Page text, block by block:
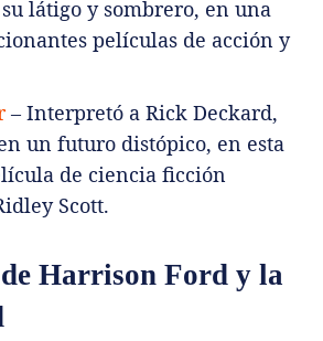
látigo y sombrero, en una
películas de acción y
– Interpretó a Rick Deckard,
un futuro distópico, en esta
de ciencia ficción
Scott.
de Harrison Ford y la